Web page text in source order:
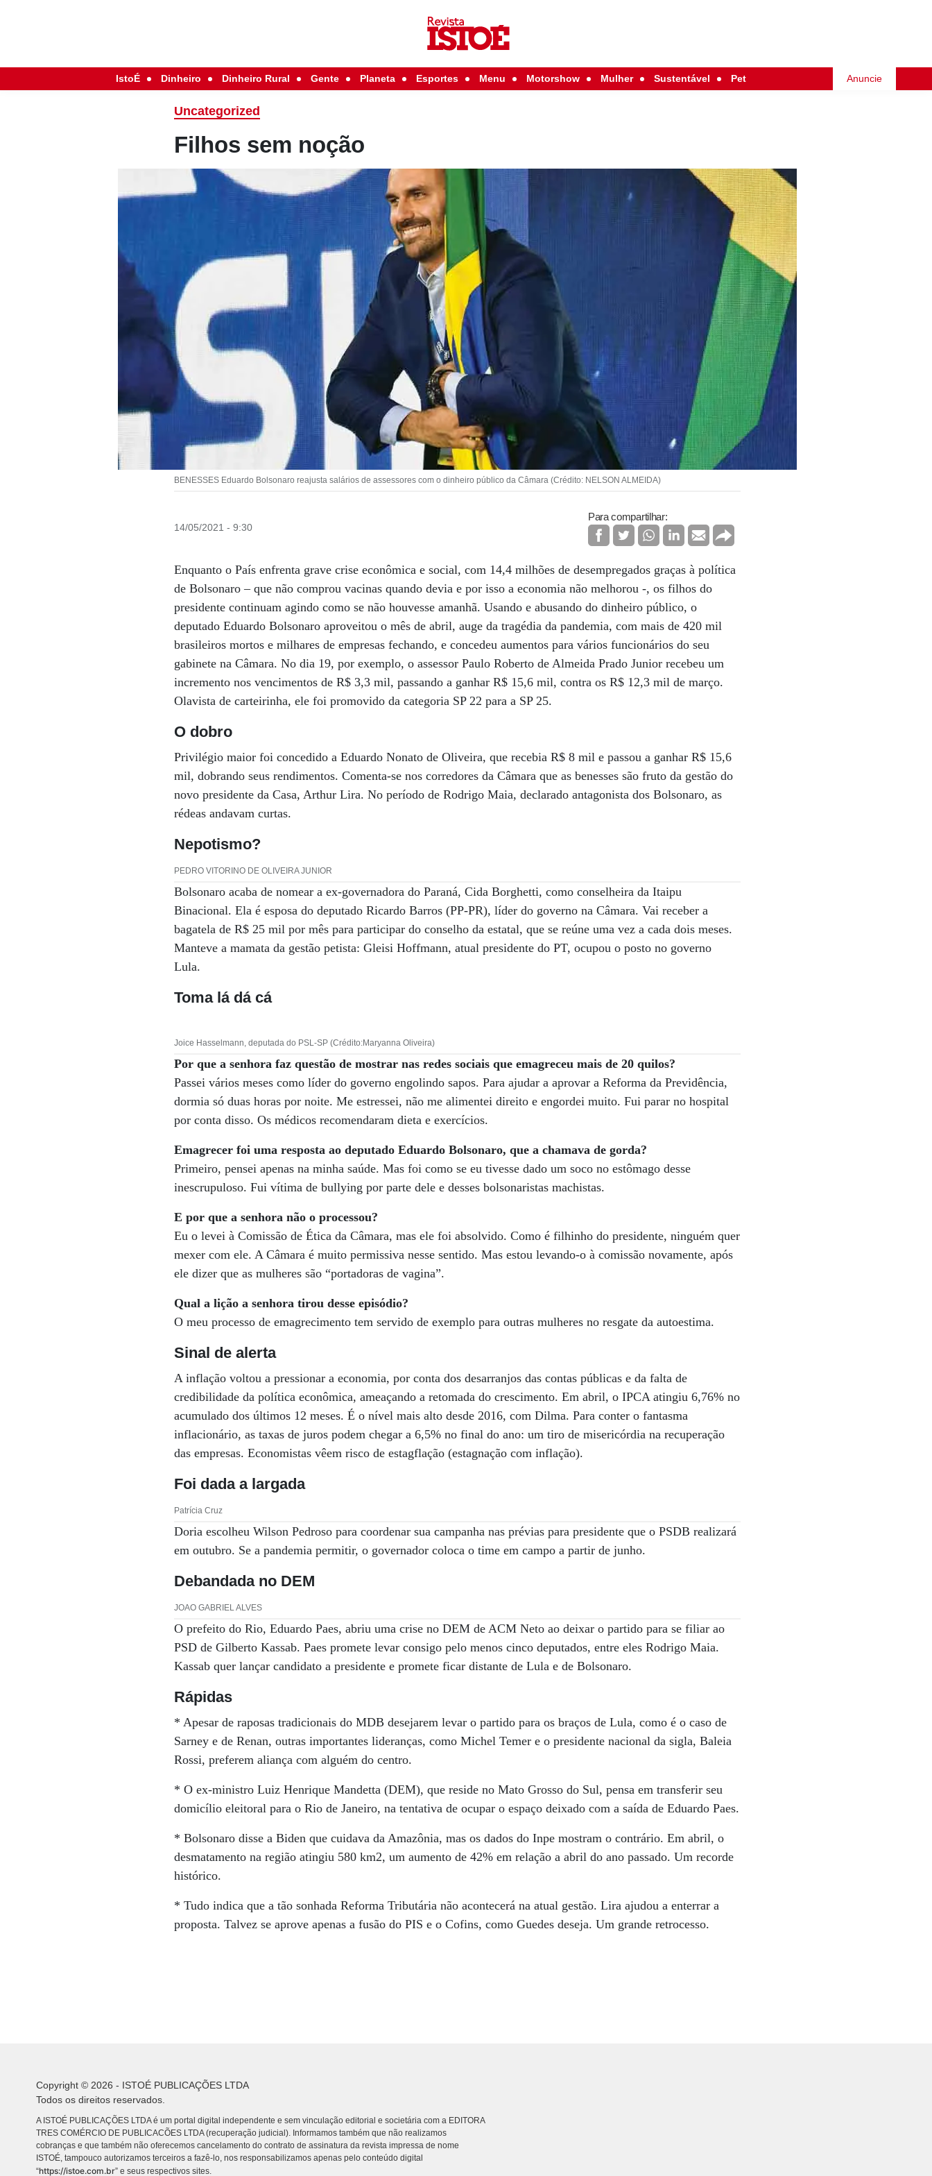
IstoÉ Dinheiro Dinheiro Rural Gente Planeta Esportes Menu Motorshow Mulher Sustentável Pet Anuncie
Uncategorized
Filhos sem noção
BENESSES Eduardo Bolsonaro reajusta salários de assessores com o dinheiro público da Câmara (Crédito: NELSON ALMEIDA)
14/05/2021 - 9:30
Para compartilhar:
Enquanto o País enfrenta grave crise econômica e social, com 14,4 milhões de desempregados graças à política
de Bolsonaro – que não comprou vacinas quando devia e por isso a economia não melhorou -, os filhos do
presidente continuam agindo como se não houvesse amanhã. Usando e abusando do dinheiro público, o
deputado Eduardo Bolsonaro aproveitou o mês de abril, auge da tragédia da pandemia, com mais de 420 mil
brasileiros mortos e milhares de empresas fechando, e concedeu aumentos para vários funcionários do seu
gabinete na Câmara. No dia 19, por exemplo, o assessor Paulo Roberto de Almeida Prado Junior recebeu um
incremento nos vencimentos de R$ 3,3 mil, passando a ganhar R$ 15,6 mil, contra os R$ 12,3 mil de março.
Olavista de carteirinha, ele foi promovido da categoria SP 22 para a SP 25.
O dobro
Privilégio maior foi concedido a Eduardo Nonato de Oliveira, que recebia R$ 8 mil e passou a ganhar R$ 15,6
mil, dobrando seus rendimentos. Comenta-se nos corredores da Câmara que as benesses são fruto da gestão do
novo presidente da Casa, Arthur Lira. No período de Rodrigo Maia, declarado antagonista dos Bolsonaro, as
rédeas andavam curtas.
Nepotismo?
PEDRO VITORINO DE OLIVEIRA JUNIOR
Bolsonaro acaba de nomear a ex-governadora do Paraná, Cida Borghetti, como conselheira da Itaipu
Binacional. Ela é esposa do deputado Ricardo Barros (PP-PR), líder do governo na Câmara. Vai receber a
bagatela de R$ 25 mil por mês para participar do conselho da estatal, que se reúne uma vez a cada dois meses.
Manteve a mamata da gestão petista: Gleisi Hoffmann, atual presidente do PT, ocupou o posto no governo
Lula.
Toma lá dá cá
Joice Hasselmann, deputada do PSL-SP (Crédito:Maryanna Oliveira)
Por que a senhora faz questão de mostrar nas redes sociais que emagreceu mais de 20 quilos?
Passei vários meses como líder do governo engolindo sapos. Para ajudar a aprovar a Reforma da Previdência,
dormia só duas horas por noite. Me estressei, não me alimentei direito e engordei muito. Fui parar no hospital
por conta disso. Os médicos recomendaram dieta e exercícios.
Emagrecer foi uma resposta ao deputado Eduardo Bolsonaro, que a chamava de gorda?
Primeiro, pensei apenas na minha saúde. Mas foi como se eu tivesse dado um soco no estômago desse
inescrupuloso. Fui vítima de bullying por parte dele e desses bolsonaristas machistas.
E por que a senhora não o processou?
Eu o levei à Comissão de Ética da Câmara, mas ele foi absolvido. Como é filhinho do presidente, ninguém quer
mexer com ele. A Câmara é muito permissiva nesse sentido. Mas estou levando-o à comissão novamente, após
ele dizer que as mulheres são “portadoras de vagina”.
Qual a lição a senhora tirou desse episódio?
O meu processo de emagrecimento tem servido de exemplo para outras mulheres no resgate da autoestima.
Sinal de alerta
A inflação voltou a pressionar a economia, por conta dos desarranjos das contas públicas e da falta de
credibilidade da política econômica, ameaçando a retomada do crescimento. Em abril, o IPCA atingiu 6,76% no
acumulado dos últimos 12 meses. É o nível mais alto desde 2016, com Dilma. Para conter o fantasma
inflacionário, as taxas de juros podem chegar a 6,5% no final do ano: um tiro de misericórdia na recuperação
das empresas. Economistas vêem risco de estagflação (estagnação com inflação).
Foi dada a largada
Patrícia Cruz
Doria escolheu Wilson Pedroso para coordenar sua campanha nas prévias para presidente que o PSDB realizará
em outubro. Se a pandemia permitir, o governador coloca o time em campo a partir de junho.
Debandada no DEM
JOAO GABRIEL ALVES
O prefeito do Rio, Eduardo Paes, abriu uma crise no DEM de ACM Neto ao deixar o partido para se filiar ao
PSD de Gilberto Kassab. Paes promete levar consigo pelo menos cinco deputados, entre eles Rodrigo Maia.
Kassab quer lançar candidato a presidente e promete ficar distante de Lula e de Bolsonaro.
Rápidas
* Apesar de raposas tradicionais do MDB desejarem levar o partido para os braços de Lula, como é o caso de
Sarney e de Renan, outras importantes lideranças, como Michel Temer e o presidente nacional da sigla, Baleia
Rossi, preferem aliança com alguém do centro.
* O ex-ministro Luiz Henrique Mandetta (DEM), que reside no Mato Grosso do Sul, pensa em transferir seu
domicílio eleitoral para o Rio de Janeiro, na tentativa de ocupar o espaço deixado com a saída de Eduardo Paes.
* Bolsonaro disse a Biden que cuidava da Amazônia, mas os dados do Inpe mostram o contrário. Em abril, o
desmatamento na região atingiu 580 km2, um aumento de 42% em relação a abril do ano passado. Um recorde
histórico.
* Tudo indica que a tão sonhada Reforma Tributária não acontecerá na atual gestão. Lira ajudou a enterrar a
proposta. Talvez se aprove apenas a fusão do PIS e o Cofins, como Guedes deseja. Um grande retrocesso.
Copyright © 2026 - ISTOÉ PUBLICAÇÕES LTDA
Todos os direitos reservados.
A ISTOÉ PUBLICAÇÕES LTDA é um portal digital independente e sem vinculação editorial e societária com a EDITORA
TRES COMÉRCIO DE PUBLICACÕES LTDA (recuperação judicial). Informamos também que não realizamos
cobranças e que também não oferecemos cancelamento do contrato de assinatura da revista impressa de nome
ISTOÉ, tampouco autorizamos terceiros a fazê-lo, nos responsabilizamos apenas pelo conteúdo digital
“https://istoe.com.br” e seus respectivos sites.